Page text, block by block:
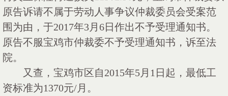
原告诉请不属于劳动人事争议仲裁委员会受案范
围为由，于2017年3月6日作出不予受理通知书。
原告不服宝鸡市仲裁委不予受理通知书，诉至法
院。
又查，宝鸡市区自2015年5月1日起，最低工
资标准为1370元/月。